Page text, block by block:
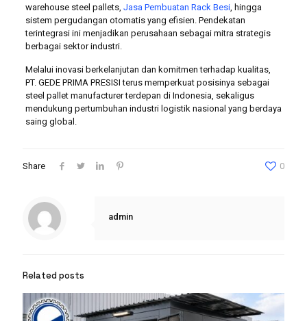
warehouse steel pallets, Jasa Pembuatan Rack Besi, hingga
sistem pergudangan otomatis yang efisien. Pendekatan
terintegrasi ini menjadikan perusahaan sebagai mitra strategis
berbagai sektor industri.
Melalui inovasi berkelanjutan dan komitmen terhadap kualitas,
PT. GEDE PRIMA PRESISI terus memperkuat posisinya sebagai
steel pallet manufacturer terdepan di Indonesia, sekaligus
mendukung pertumbuhan industri logistik nasional yang berdaya
saing global.
Share 0
admin
Related posts